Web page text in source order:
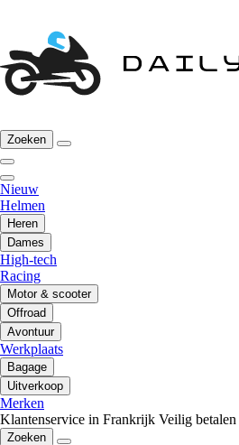
Zoeken
Nieuw
Helmen
Heren
Dames
High-tech
Racing
Motor & scooter
Offroad
Avontuur
Werkplaats
Bagage
Uitverkoop
Merken
Klantenservice in Frankrijk Veilig betalen
Zoeken